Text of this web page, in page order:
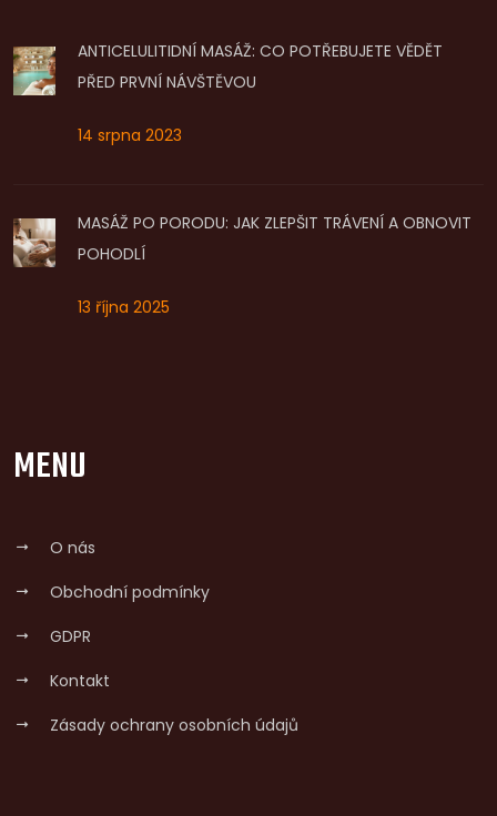
ANTICELULITIDNÍ MASÁŽ: CO POTŘEBUJETE VĚDĚT
PŘED PRVNÍ NÁVŠTĚVOU
14 srpna 2023
MASÁŽ PO PORODU: JAK ZLEPŠIT TRÁVENÍ A OBNOVIT
POHODLÍ
13 října 2025
MENU
O nás
Obchodní podmínky
GDPR
Kontakt
Zásady ochrany osobních údajů